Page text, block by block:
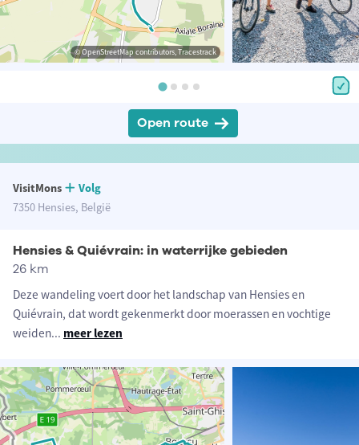
© OpenStreetMap contributors, Tracestrack
Open route
VisitMons
Volg
7350 Hensies, België
Hensies & Quiévrain: in waterrijke gebieden
26 km
Deze wandeling voert door het landschap van Hensies en
Quiévrain, dat wordt gekenmerkt door moerassen en vochtige
weiden... meer lezen